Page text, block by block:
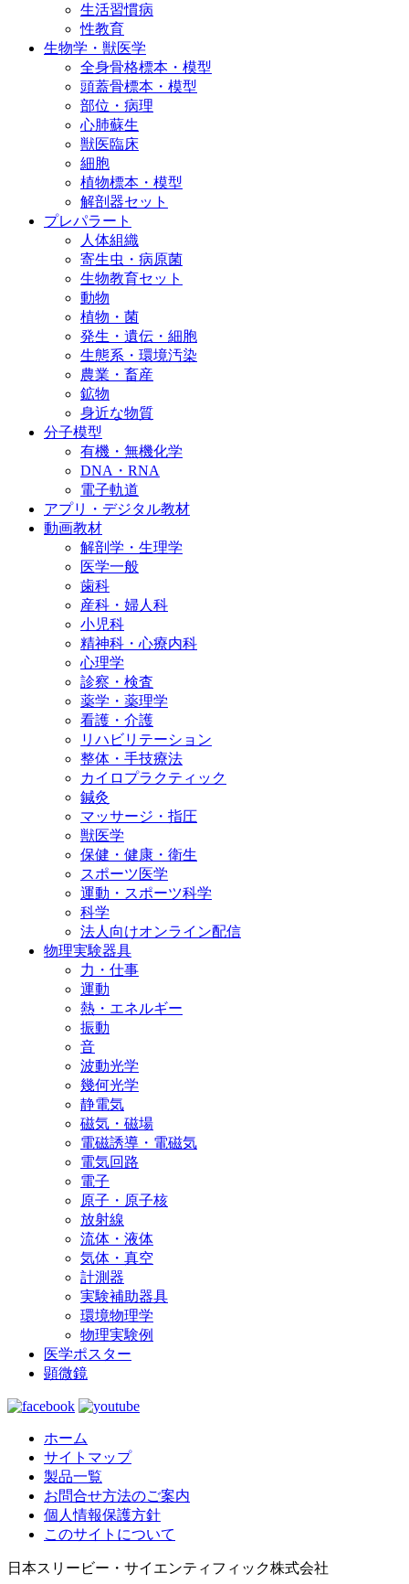
生活習慣病
性教育
生物学・獣医学
全身骨格標本・模型
頭蓋骨標本・模型
部位・病理
心肺蘇生
獣医臨床
細胞
植物標本・模型
解剖器セット
プレパラート
人体組織
寄生虫・病原菌
生物教育セット
動物
植物・菌
発生・遺伝・細胞
生態系・環境汚染
農業・畜産
鉱物
身近な物質
分子模型
有機・無機化学
DNA・RNA
電子軌道
アプリ・デジタル教材
動画教材
解剖学・生理学
医学一般
歯科
産科・婦人科
小児科
精神科・心療内科
心理学
診察・検査
薬学・薬理学
看護・介護
リハビリテーション
整体・手技療法
カイロプラクティック
鍼灸
マッサージ・指圧
獣医学
保健・健康・衛生
スポーツ医学
運動・スポーツ科学
科学
法人向けオンライン配信
物理実験器具
力・仕事
運動
熱・エネルギー
振動
音
波動光学
幾何光学
静電気
磁気・磁場
電磁誘導・電磁気
電気回路
電子
原子・原子核
放射線
流体・液体
気体・真空
計測器
実験補助器具
環境物理学
物理実験例
医学ポスター
顕微鏡
ホーム
サイトマップ
製品一覧
お問合せ方法のご案内
個人情報保護方針
このサイトについて
日本スリービー・サイエンティフィック株式会社